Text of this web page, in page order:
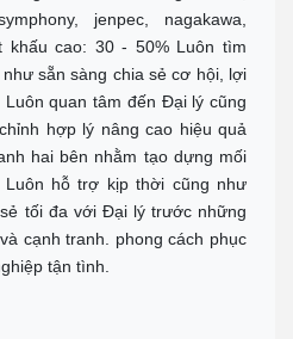
jenpec, nagakawa,
khấu cao: 30 - 50% Luôn tìm
sẵn sàng chia sẻ cơ hội, lợi
quan tâm đến Đại lý cũng
hợp lý nâng cao hiệu quả
hai bên nhằm tạo dựng mối
hỗ trợ kịp thời cũng như
tối đa với Đại lý trước những
cạnh tranh. phong cách phục
tận tình.